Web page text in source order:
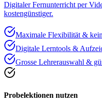
Digitaler Fernunterricht per
kostengünstiger.
Maximale Flexibilität &
Digitale Lerntools &
Grosse Lehrerauswahl &
Probelektionen nutzen